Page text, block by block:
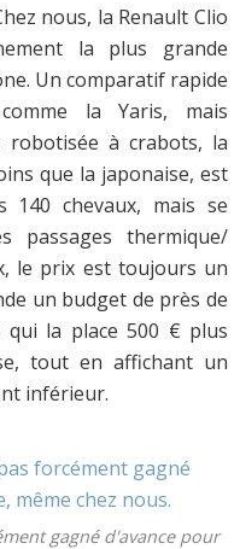
nous, la Renault Clio
la plus grande
Un comparatif rapide
la Yaris, mais
à crabots, la
que la japonaise, est
140 chevaux, mais se
passages thermique/
le prix est toujours un
un budget de près de
la place 500 € plus
tout en affichant un
inférieur.
gagné d'avance pour